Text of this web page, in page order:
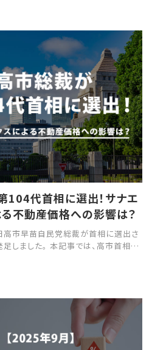
104代首相に選出！サナエ
る不動産価格への影響は？
市早苗自民党総裁が首相に選出さ
しました。 本記事では、高市首相が